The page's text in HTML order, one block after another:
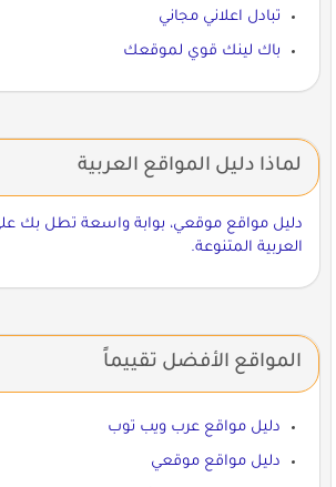
تبادل اعلاني مجاني
باك لينك قوي لموقعك
لماذا دليل المواقع العربية
دليل مواقع موقعي، بوابة واسعة تطل بك
العربية المتنوعة.
المواقع الأفضل تقييماً
دليل مواقع عرب ويب توب
دليل مواقع موقعي